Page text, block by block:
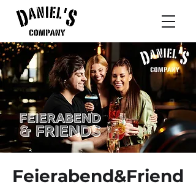
Feierabend&Friend